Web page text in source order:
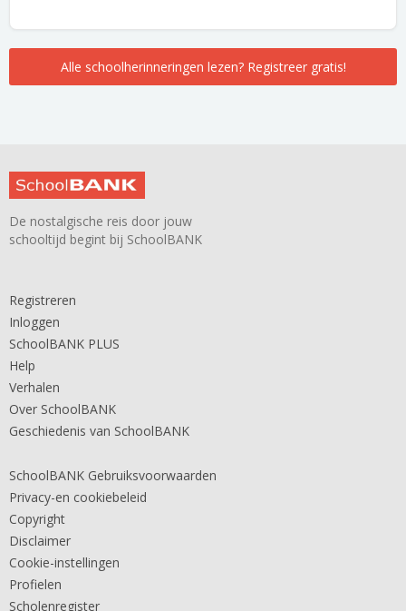
Alle schoolherinneringen lezen? Registreer gratis!
De nostalgische reis door jouw
schooltijd begint bij SchoolBANK
Registreren
Inloggen
SchoolBANK PLUS
Help
Verhalen
Over SchoolBANK
Geschiedenis van SchoolBANK
SchoolBANK Gebruiksvoorwaarden
Privacy-en cookiebeleid
Copyright
Disclaimer
Cookie-instellingen
Profielen
Scholenregister